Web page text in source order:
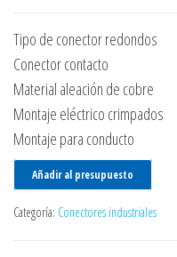
Tipo de conector redondos
Conector contacto
Material aleación de cobre
Montaje eléctrico crimpados
Montaje para conducto
Añadir al presupuesto
Categoría: Conectores industriales